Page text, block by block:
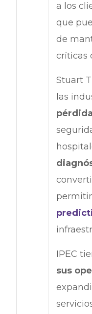
a los
que
de
críticas
Stuart
las
IPEC
sus